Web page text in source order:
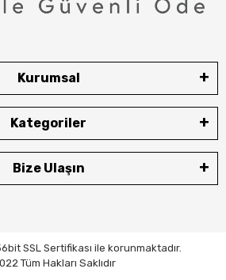
Kurumsal
Kategoriler
Bize Ulaşın
SSL Sertifikası ile korunmaktadır.
Tüm Hakları Saklıdır